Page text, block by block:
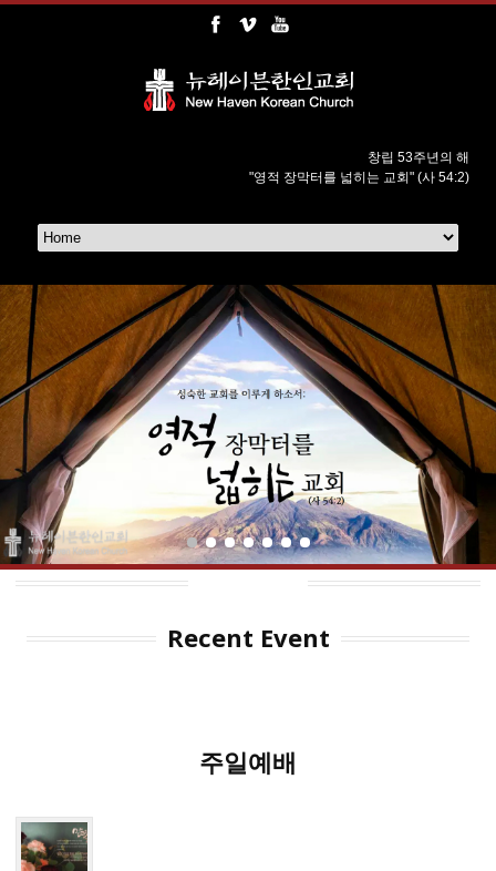
창립 53주년의 해
"영적 장막터를 넓히는 교회" (사 54:2)
Recent Event
주일예배